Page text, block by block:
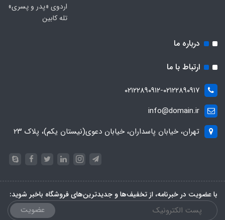
اردوی «پدر و پسری»
تله کابین
درباره ما
ارتباط با ما
۰۲۱۲۲۸۹۰۹۱۲-۰۲۱۲۲۸۹۰۹۱۷
info@domain.ir
تهران، خیابان پاسداران، خیابان دعوی(نیستان یکم)، پلاک ۲۳
با عضویت در خبرنامه، از تخفیف‌ها و جدیدترین‌های فروشگاه باخبر شوید:
عضویت